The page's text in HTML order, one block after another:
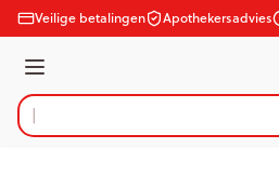
Ga naar de inhoud
Veilige betalingen Apothekersadvies
Menu
Product, merk, categorie...